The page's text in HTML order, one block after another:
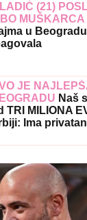
(21)
MUŠKARCA
u
JE
Naš
TRI MILIONA
Ima